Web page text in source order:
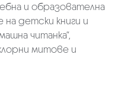
и образователна
детски книги и
читанка“,
митове и